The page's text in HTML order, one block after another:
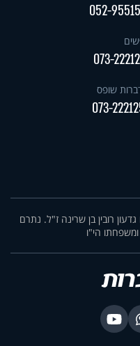
052-
073-
שופס
073-
רובין בן שרינה ז"ל. נתרם
ומשפחתו הי"ו